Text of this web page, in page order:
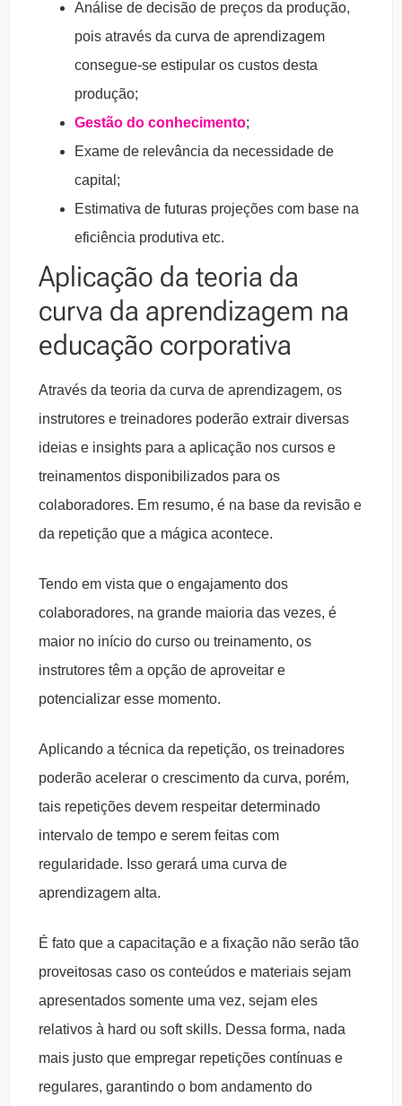
Análise de decisão de preços da produção,
pois através da curva de aprendizagem
consegue-se estipular os custos desta
produção;
Gestão do conhecimento;
Exame de relevância da necessidade de
capital;
Estimativa de futuras projeções com base na
eficiência produtiva etc.
Aplicação da teoria da
curva da aprendizagem na
educação corporativa
Através da teoria da curva de aprendizagem, os
instrutores e treinadores poderão extrair diversas
ideias e insights para a aplicação nos cursos e
treinamentos disponibilizados para os
colaboradores. Em resumo, é na base da revisão e
da repetição que a mágica acontece.
Tendo em vista que o engajamento dos
colaboradores, na grande maioria das vezes, é
maior no início do curso ou treinamento, os
instrutores têm a opção de aproveitar e
potencializar esse momento.
Aplicando a técnica da repetição, os treinadores
poderão acelerar o crescimento da curva, porém,
tais repetições devem respeitar determinado
intervalo de tempo e serem feitas com
regularidade. Isso gerará uma curva de
aprendizagem alta.
É fato que a capacitação e a fixação não serão tão
proveitosas caso os conteúdos e materiais sejam
apresentados somente uma vez, sejam eles
relativos à hard ou soft skills. Dessa forma, nada
mais justo que empregar repetições contínuas e
regulares, garantindo o bom andamento do